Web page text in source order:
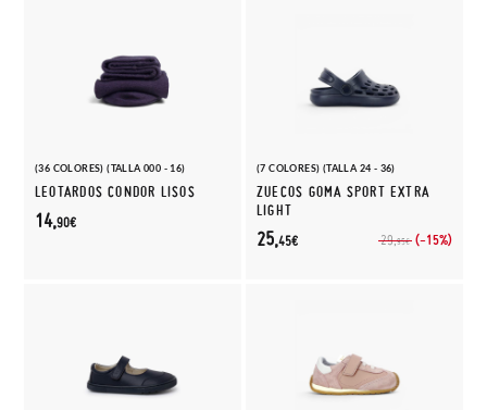
(36 COLORES) (TALLA 000 - 16)
LEOTARDOS CONDOR LISOS
14,90€
(7 COLORES) (TALLA 24 - 36)
ZUECOS GOMA SPORT EXTRA
LIGHT
29,95€ (-15%)
25,45€